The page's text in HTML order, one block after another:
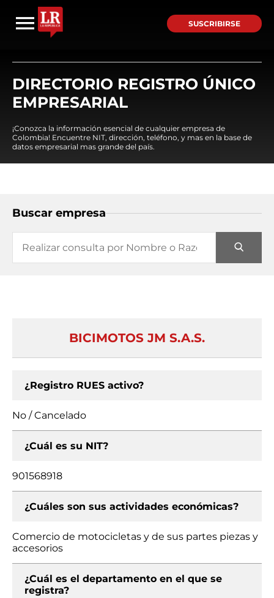
SUSCRIBIRSE
DIRECTORIO REGISTRO ÚNICO
EMPRESARIAL
¡Conozca la información esencial de cualquier empresa de
Colombia! Encuentre NIT, dirección, teléfono, y mas en la base de
datos empresarial mas grande del país.
Buscar empresa
BICIMOTOS JM S.A.S.
¿Registro RUES activo?
No / Cancelado
¿Cuál es su NIT?
901568918
¿Cuáles son sus actividades económicas?
Comercio de motocicletas y de sus partes piezas y
accesorios
¿Cuál es el departamento en el que se
registra?